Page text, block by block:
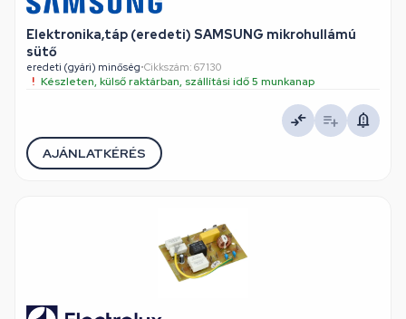
Elektronika,táp (eredeti) SAMSUNG mikrohullámú
sütő
eredeti (gyári) minőség•Cikkszám: 67130
Készleten, külső raktárban, szállítási idő 5 munkanap
AJÁNLATKÉRÉS